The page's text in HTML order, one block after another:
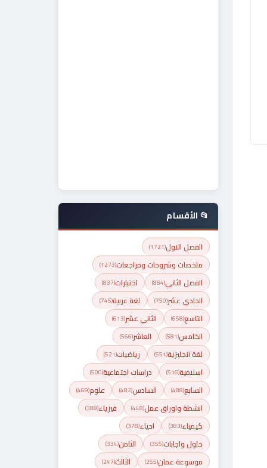
📂 الأقسام
الفصل الاول(1721)
ملخصات وشروحات ومراجعات(1273)
الفصل الثاني(884) اختبارات(837)
الحادي عشر(750) لغة عربية(745)
التاسع(658) الثاني عشر(613)
الخامس(581) العاشر(566)
لغة انجليزية(551) رياضيات(521)
اسلامية(516) دراسات اجتماعية(500)
السابع(488) السادس(482) علوم(469)
انشطة واوراق عمل(448) فيزياء(388)
كيمياء(383) احياء(378)
حلول واجابات(355) الثامن(334)
موسوعة عمان(255) الثالث(247)